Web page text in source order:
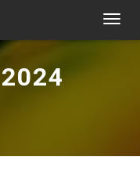
T
o
a